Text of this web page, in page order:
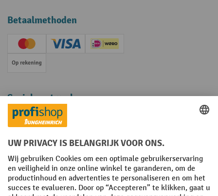
Betaalmethoden
Creditcard (Master)Creditcard (Visa)iDEAL | Wero
Op rekening
Sociale netwerken
Facebook
YouTube
LinkedInInstagram
Algemene leveringsvoorwaarden Copyright
Privacyverklaring Privacy Instellingen